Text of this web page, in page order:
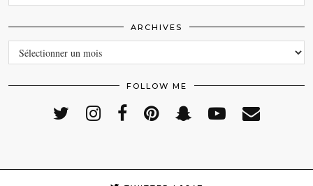
ARCHIVES
ARCHIVES
FOLLOW ME